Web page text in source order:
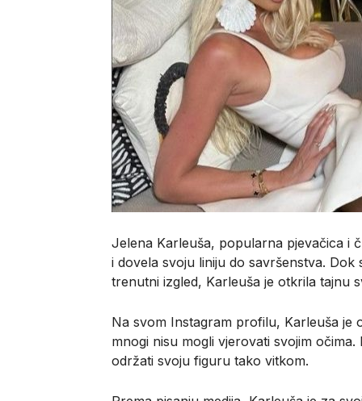
Jelena Karleuša, popularna pjevačica i
i dovela svoju liniju do savršenstva. Dok
trenutni izgled, Karleuša je otkrila tajnu
Na svom Instagram profilu, Karleuša je
mnogi nisu mogli vjerovati svojim
održati svoju figuru tako vitkom.